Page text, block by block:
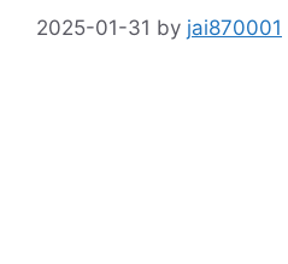
2025-01-31 by jai870001